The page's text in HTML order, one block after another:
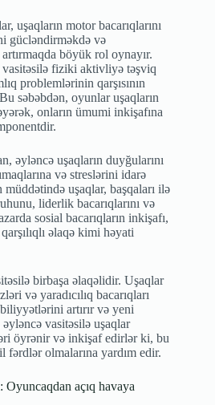
uşaqların motor bacarıqlarını
gücləndirməkdə və
böyük rol oynayır.
vasitəsilə fiziki aktivliyə təşviq
problemlərinin qarşısının
səbəbdən, oyunlar uşaqların
onların ümumi inkişafına
əyləncə uşaqların duyğularını
və streslərini idarə
uşaqlar, başqaları ilə
liderlik bacarıqlarını və
sosial bacarıqların inkişafı,
əlaqə kimi həyati
birbaşa əlaqəlidir. Uşaqlar
və yaradıcılıq bacarıqları
artırır və yeni
vasitəsilə uşaqlar
öyrənir və inkişaf edirlər ki, bu
fərdlər olmalarına yardım edir.
açıq havaya